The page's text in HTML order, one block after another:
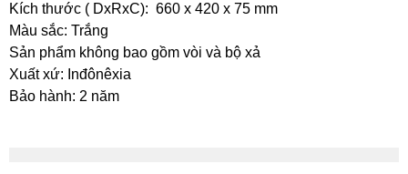
Kích thước ( DxRxC): 660 x 420 x 75 mm
Màu sắc: Trắng
Sản phẩm không bao gồm vòi và bộ xả
Xuất xứ: Inđônêxia
Bảo hành: 2 năm